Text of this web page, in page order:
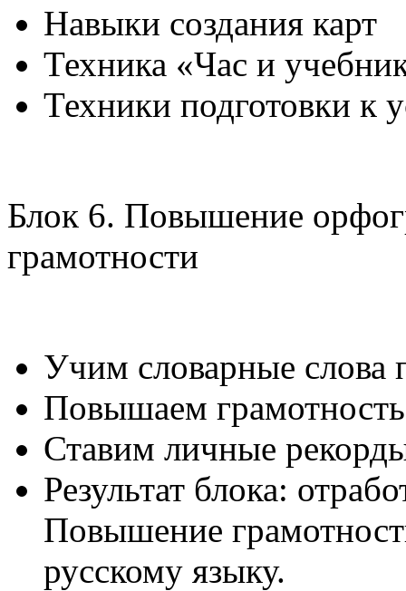
Навыки создания карт
Техника «Час и
Техники подготовки к
Блок 6. Повышение
грамотности
Учим словарные слова
Повышаем грамотность
Ставим личные
Результат блока:
Повышение
русскому языку.